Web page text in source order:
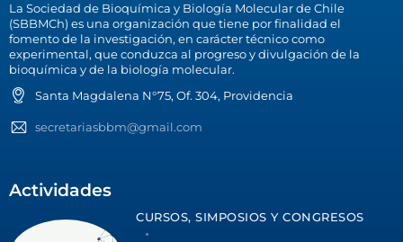
La Sociedad de Bioquímica y Biología Molecular de Chile
(SBBMCh) es una organización que tiene por finalidad el
fomento de la investigación, en carácter técnico como
experimental, que conduzca al progreso y divulgación de la
bioquímica y de la biología molecular.
Santa Magdalena N°75, Of. 304, Providencia
secretariasbbm@gmail.com
Actividades
CURSOS, SIMPOSIOS Y CONGRESOS